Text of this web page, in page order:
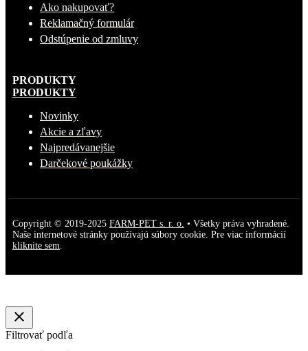
Ako nakupovať?
Reklamačný formulár
Odstúpenie od zmluvy
PRODUKTY
PRODUKTY
Novinky
Akcie a zľavy
Najpredávanejšie
Darčekové poukážky
Copyright © 2019-2025 FARM-PET s. r. o. • Všetky práva vyhradené.
Naše internetové stránky používajú súbory cookie. Pre viac informácií
kliknite sem
close
Filtrovať podľa